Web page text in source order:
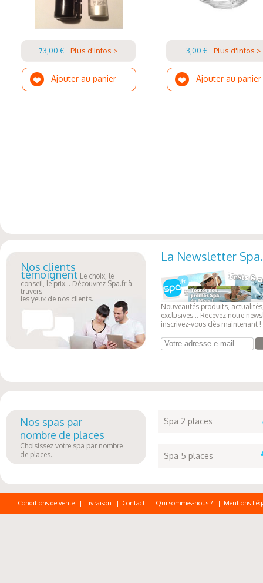
73,00 € Plus d'infos >
Ajouter au panier
3,00 € Plus d'infos >
Ajouter au panier
Nos clients
témoignent Le choix, le
conseil, le prix... Découvrez Spa.fr à
travers
les yeux de nos clients.
La Newsletter
Nouveautés produits,
exclusives... Recevez notre
inscrivez-vous dès maintenant !
Votre adresse e-mail
Nos spas par
nombre de places
Choisissez votre spa par nombre
de places.
Spa 2 places
Spa 5 places
Conditions de vente | Livraison | Contact | Qui sommes-nous ? | Mentions